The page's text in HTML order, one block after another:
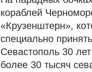
кораблей
«Крузенштерн»,
специально
Севастополь 30
более 30 тысяч